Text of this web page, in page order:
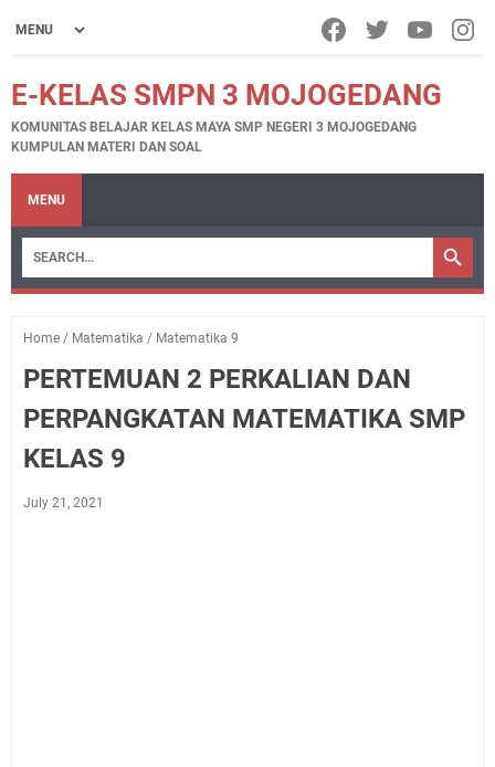
E-KELAS SMPN 3 MOJOGEDANG
KOMUNITAS BELAJAR KELAS MAYA SMP NEGERI 3 MOJOGEDANG
KUMPULAN MATERI DAN SOAL
MENU
Home / Matematika / Matematika 9
PERTEMUAN 2 PERKALIAN DAN
PERPANGKATAN MATEMATIKA SMP
KELAS 9
July 21, 2021